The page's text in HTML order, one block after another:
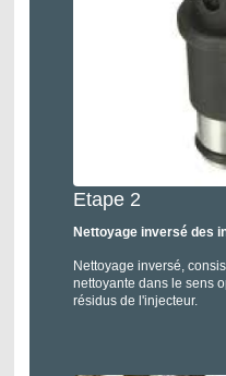
Etape 2
Nettoyage inversé des
Nettoyage inversé,
nettoyante dans le sens
résidus de l'injecteur.